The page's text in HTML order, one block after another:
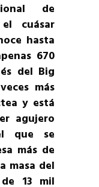
de
cuásar
hasta
670
del Big
más
y está
agujero
que se
más de
masa del
13 mil